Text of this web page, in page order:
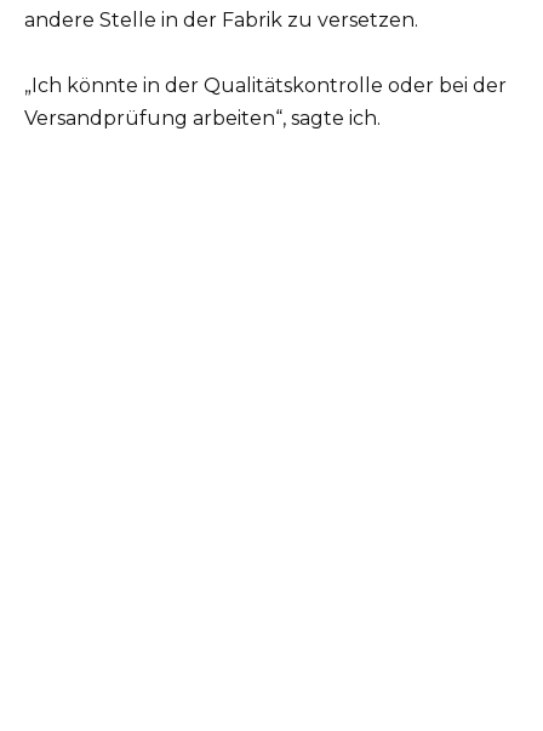
andere Stelle in der Fabrik zu versetzen.
„Ich könnte in der Qualitätskontrolle oder bei der
Versandprüfung arbeiten“, sagte ich.